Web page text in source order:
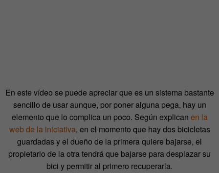
En este vídeo se puede apreciar que es un sistema bastante
sencillo de usar aunque, por poner alguna pega, hay un
elemento que lo complica un poco. Según explican en la
web de la iniciativa, en el momento que hay dos bicicletas
guardadas y el dueño de la primera quiere bajarse, el
propietario de la otra tendrá que bajarse para desplazar su
bici y permitir al primero recuperarla.